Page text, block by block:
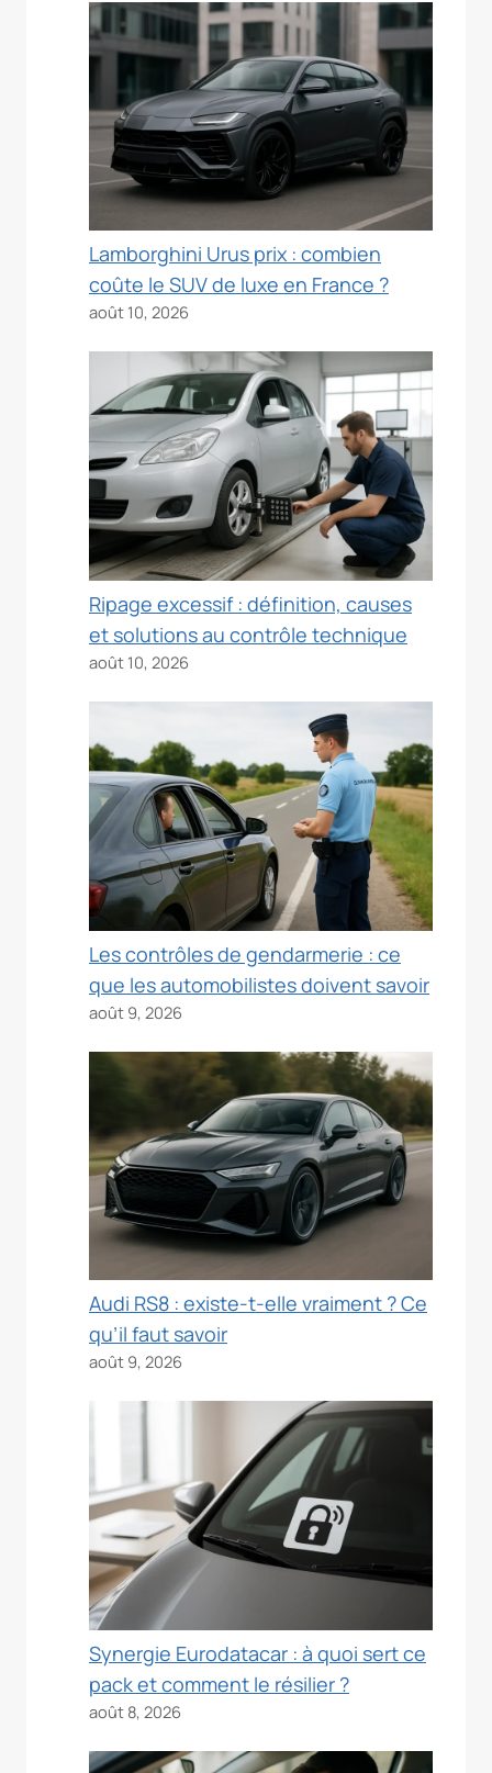
Lamborghini Urus prix : combien
coûte le SUV de luxe en France ?
août 10, 2026
Ripage excessif : définition, causes
et solutions au contrôle technique
août 10, 2026
Les contrôles de gendarmerie : ce
que les automobilistes doivent savoir
août 9, 2026
Audi RS8 : existe-t-elle vraiment ? Ce
qu’il faut savoir
août 9, 2026
Synergie Eurodatacar : à quoi sert ce
pack et comment le résilier ?
août 8, 2026